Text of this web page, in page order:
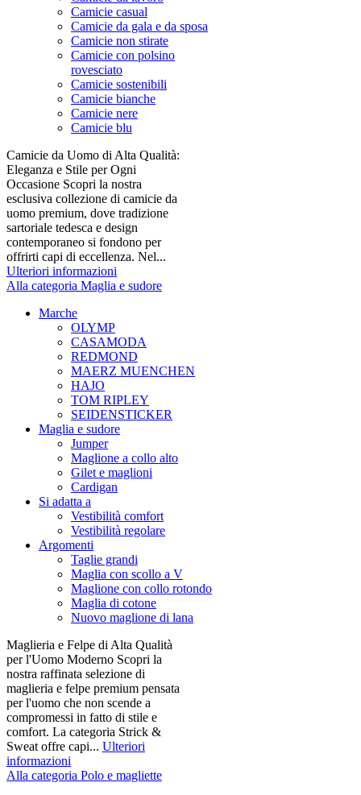
Camicie casual
Camicie da gala e da sposa
Camicie non stirate
Camicie con polsino
rovesciato
Camicie sostenibili
Camicie bianche
Camicie nere
Camicie blu
Camicie da Uomo di Alta Qualità:
Eleganza e Stile per Ogni
Occasione Scopri la nostra
esclusiva collezione di camicie da
uomo premium, dove tradizione
sartoriale tedesca e design
contemporaneo si fondono per
offrirti capi di eccellenza. Nel...
Ulteriori informazioni
Alla categoria Maglia e sudore
Marche
OLYMP
CASAMODA
REDMOND
MAERZ MUENCHEN
HAJO
TOM RIPLEY
SEIDENSTICKER
Maglia e sudore
Jumper
Maglione a collo alto
Gilet e maglioni
Cardigan
Si adatta a
Vestibilità comfort
Vestibilità regolare
Argomenti
Taglie grandi
Maglia con scollo a V
Maglione con collo rotondo
Maglia di cotone
Nuovo maglione di lana
Maglieria e Felpe di Alta Qualità
per l'Uomo Moderno Scopri la
nostra raffinata selezione di
maglieria e felpe premium pensata
per l'uomo che non scende a
compromessi in fatto di stile e
comfort. La categoria Strick &
Sweat offre capi... Ulteriori
informazioni
Alla categoria Polo e magliette